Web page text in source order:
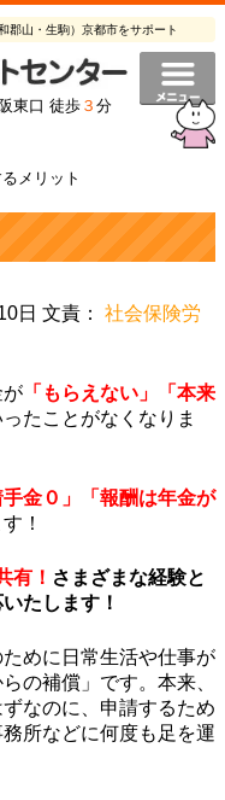
郡山・生駒）京都市をサポート
東口 徒歩３ 分
メリット
日 文責： 社会保険労
が 「もらえない」「本来
ったことがなくなりま
手金０」「報酬は年金が
！
有！ さまざまな経験と
たします！
めに日常生活や仕事が
の補償」です。本来、
なのに、申請するため
所などに何度も足を運